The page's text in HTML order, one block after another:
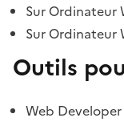
Sur Ordinateur
Sur Ordinateur
Outils
Web